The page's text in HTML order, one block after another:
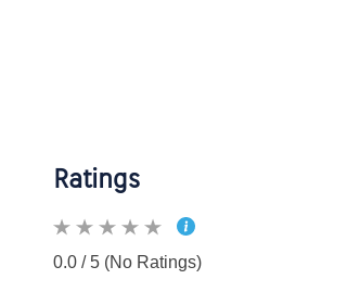
Ratings
0.0 / 5 (No Ratings)